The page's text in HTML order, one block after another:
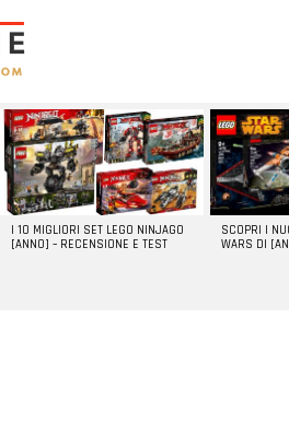
I 10 MIGLIORI SET LEGO NINJAGO
[ANNO] – RECENSIONE E TEST
SCOPRI I
WARS DI